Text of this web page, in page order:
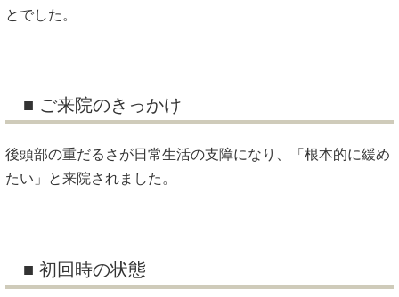
とでした。
■ ご来院のきっかけ
後頭部の重だるさが日常生活の支障になり、「根本的に緩め
たい」と来院されました。
■ 初回時の状態